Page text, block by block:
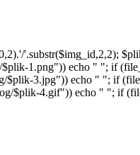
'.substr($img_id,2,2);
1.png")) echo " "; if
3.jpg")) echo " "; if
$plik-4.gif")) echo " "; if